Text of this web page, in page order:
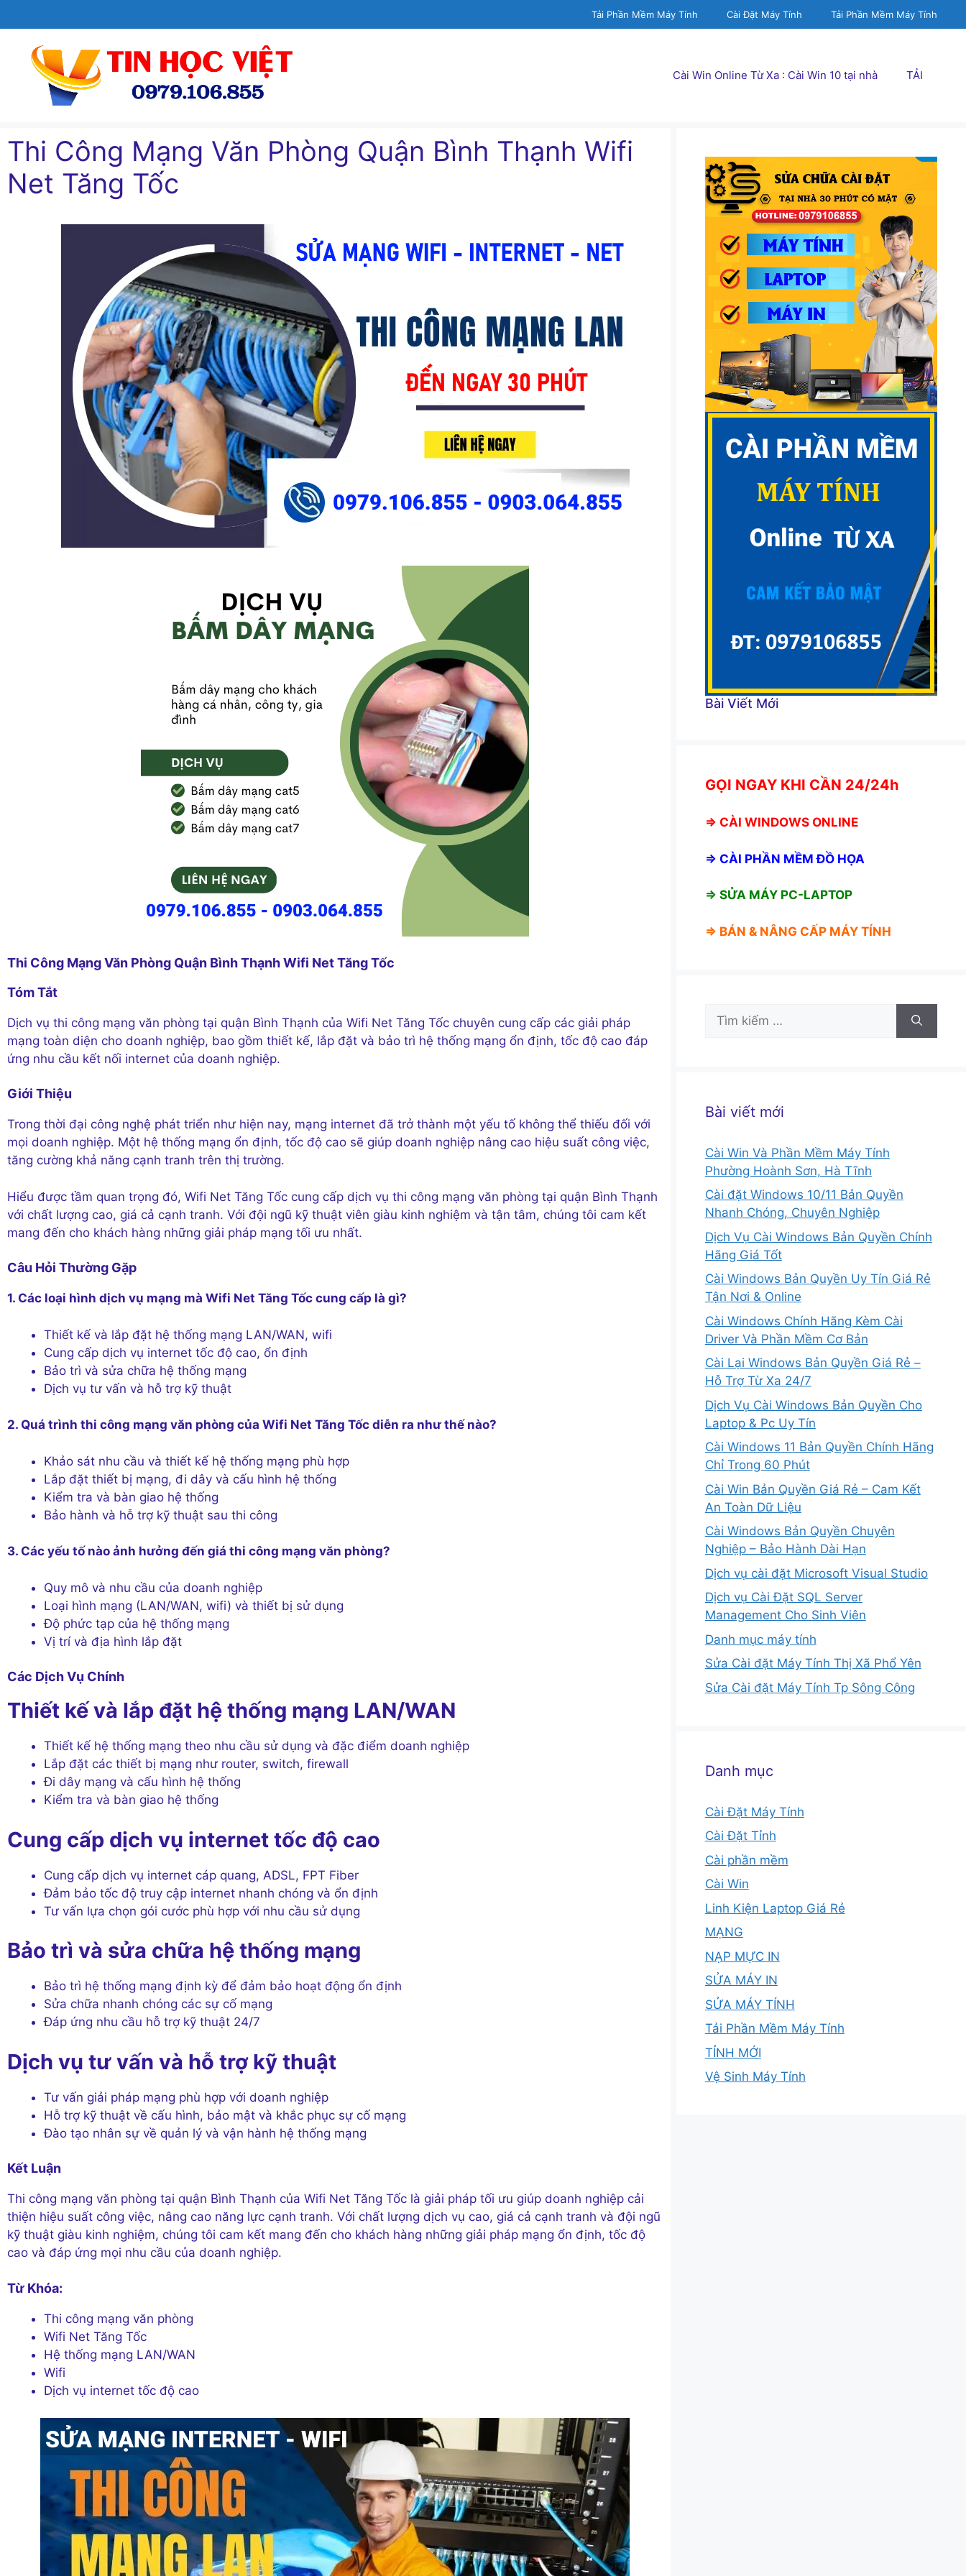
đến
Tải Phần Mềm Máy Tính Cài Đặt Máy Tính Tải Phần Mềm Máy Tính
Cài Win Online Từ Xa : Cài Win 10 tại nhà TẢI
Thi Công Mạng Văn Phòng Quận Bình Thạnh Wifi
Net Tăng Tốc
Thi Công Mạng Văn Phòng Quận Bình Thạnh Wifi Net Tăng Tốc
Tóm Tắt
Dịch vụ thi công mạng văn phòng tại quận Bình Thạnh của Wifi Net Tăng Tốc chuyên cung cấp các giải pháp
mạng toàn diện cho doanh nghiệp, bao gồm thiết kế, lắp đặt và bảo trì hệ thống mạng ổn định, tốc độ cao đáp
ứng nhu cầu kết nối internet của doanh nghiệp.
Giới Thiệu
Trong thời đại công nghệ phát triển như hiện nay, mạng internet đã trở thành một yếu tố không thể thiếu đối với
mọi doanh nghiệp. Một hệ thống mạng ổn định, tốc độ cao sẽ giúp doanh nghiệp nâng cao hiệu suất công việc,
tăng cường khả năng cạnh tranh trên thị trường.
Hiểu được tầm quan trọng đó, Wifi Net Tăng Tốc cung cấp dịch vụ thi công mạng văn phòng tại quận Bình Thạnh
với chất lượng cao, giá cả cạnh tranh. Với đội ngũ kỹ thuật viên giàu kinh nghiệm và tận tâm, chúng tôi cam kết
mang đến cho khách hàng những giải pháp mạng tối ưu nhất.
Câu Hỏi Thường Gặp
1. Các loại hình dịch vụ mạng mà Wifi Net Tăng Tốc cung cấp là gì?
Thiết kế và lắp đặt hệ thống mạng LAN/WAN, wifi
Cung cấp dịch vụ internet tốc độ cao, ổn định
Bảo trì và sửa chữa hệ thống mạng
Dịch vụ tư vấn và hỗ trợ kỹ thuật
2. Quá trình thi công mạng văn phòng của Wifi Net Tăng Tốc diễn ra như thế nào?
Khảo sát nhu cầu và thiết kế hệ thống mạng phù hợp
Lắp đặt thiết bị mạng, đi dây và cấu hình hệ thống
Kiểm tra và bàn giao hệ thống
Bảo hành và hỗ trợ kỹ thuật sau thi công
3. Các yếu tố nào ảnh hưởng đến giá thi công mạng văn phòng?
Quy mô và nhu cầu của doanh nghiệp
Loại hình mạng (LAN/WAN, wifi) và thiết bị sử dụng
Độ phức tạp của hệ thống mạng
Vị trí và địa hình lắp đặt
Các Dịch Vụ Chính
Thiết kế và lắp đặt hệ thống mạng LAN/WAN
Thiết kế hệ thống mạng theo nhu cầu sử dụng và đặc điểm doanh nghiệp
Lắp đặt các thiết bị mạng như router, switch, firewall
Đi dây mạng và cấu hình hệ thống
Kiểm tra và bàn giao hệ thống
Cung cấp dịch vụ internet tốc độ cao
Cung cấp dịch vụ internet cáp quang, ADSL, FPT Fiber
Đảm bảo tốc độ truy cập internet nhanh chóng và ổn định
Tư vấn lựa chọn gói cước phù hợp với nhu cầu sử dụng
Bảo trì và sửa chữa hệ thống mạng
Bảo trì hệ thống mạng định kỳ để đảm bảo hoạt động ổn định
Sửa chữa nhanh chóng các sự cố mạng
Đáp ứng nhu cầu hỗ trợ kỹ thuật 24/7
Dịch vụ tư vấn và hỗ trợ kỹ thuật
Tư vấn giải pháp mạng phù hợp với doanh nghiệp
Hỗ trợ kỹ thuật về cấu hình, bảo mật và khắc phục sự cố mạng
Đào tạo nhân sự về quản lý và vận hành hệ thống mạng
Kết Luận
Thi công mạng văn phòng tại quận Bình Thạnh của Wifi Net Tăng Tốc là giải pháp tối ưu giúp doanh nghiệp cải
thiện hiệu suất công việc, nâng cao năng lực cạnh tranh. Với chất lượng dịch vụ cao, giá cả cạnh tranh và đội ngũ
kỹ thuật giàu kinh nghiệm, chúng tôi cam kết mang đến cho khách hàng những giải pháp mạng ổn định, tốc độ
cao và đáp ứng mọi nhu cầu của doanh nghiệp.
Từ Khóa:
Thi công mạng văn phòng
Wifi Net Tăng Tốc
Hệ thống mạng LAN/WAN
Wifi
Dịch vụ internet tốc độ cao
Bài Viết Mới
GỌI NGAY KHI CẦN 24/24h
⇒ CÀI WINDOWS ONLINE
⇒ CÀI PHẦN MỀM ĐỒ HỌA
⇒ SỬA MÁY PC-LAPTOP
⇒ BÁN & NÂNG CẤP MÁY TÍNH
Tìm
kiếm
Bài viết mới
Cài Win Và Phần Mềm Máy Tính
Phường Hoành Sơn, Hà Tĩnh
Cài đặt Windows 10/11 Bản Quyền
Nhanh Chóng, Chuyên Nghiệp
Dịch Vụ Cài Windows Bản Quyền Chính
Hãng Giá Tốt
Cài Windows Bản Quyền Uy Tín Giá Rẻ
Tận Nơi & Online
Cài Windows Chính Hãng Kèm Cài
Driver Và Phần Mềm Cơ Bản
Cài Lại Windows Bản Quyền Giá Rẻ –
Hỗ Trợ Từ Xa 24/7
Dịch Vụ Cài Windows Bản Quyền Cho
Laptop & Pc Uy Tín
Cài Windows 11 Bản Quyền Chính Hãng
Chỉ Trong 60 Phút
Cài Win Bản Quyền Giá Rẻ – Cam Kết
An Toàn Dữ Liệu
Cài Windows Bản Quyền Chuyên
Nghiệp – Bảo Hành Dài Hạn
Dịch vụ cài đặt Microsoft Visual Studio
Dịch vụ Cài Đặt SQL Server
Management Cho Sinh Viên
Danh mục máy tính
Sửa Cài đặt Máy Tính Thị Xã Phổ Yên
Sửa Cài đặt Máy Tính Tp Sông Công
Danh mục
Cài Đặt Máy Tính
Cài Đặt Tỉnh
Cài phần mềm
Cài Win
Linh Kiện Laptop Giá Rẻ
MẠNG
NẠP MỰC IN
SỬA MÁY IN
SỬA MÁY TÍNH
Tải Phần Mềm Máy Tính
TỈNH MỚI
Vệ Sinh Máy Tính